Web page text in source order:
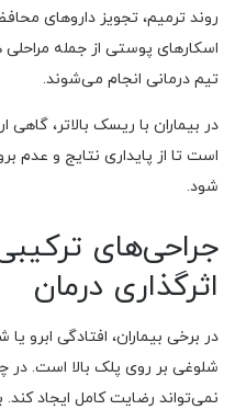
روند ترمیم، تجویز داروهای
اسکارهای پوستی از جمله
تیم درمانی انجام می‌شوند.
در بیماران با ریسک بالاتر، گاهی
است تا از پایداری نتایج و عدم
شود.
جراحی‌های
اثرگذاری درمان
در برخی بیماران، افتادگی ابرو
شلوغی بر روی پلک بالا است. در
نمی‌تواند رضایت کامل ایجاد